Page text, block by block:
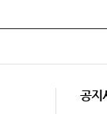
공지